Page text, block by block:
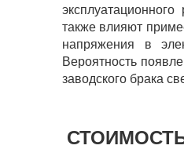
эксплуатационного
также влияют
напряжения в
Вероятность
заводского брака